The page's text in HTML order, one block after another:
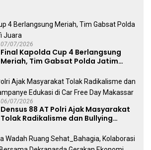
07/07/2026
Final Kapolda Cup 4 Berlangsung
Meriah, Tim Gabsat Polda Jatim
06/07/2026
Densus 88 AT Polri Ajak Masyarakat
Tolak Radikalisme dan Bullying
Free Day Makassar